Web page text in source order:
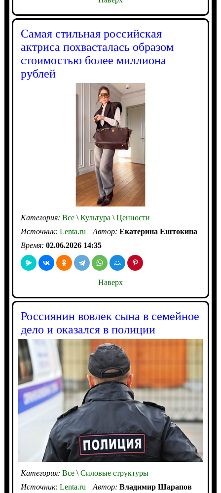
Самая стильная российская
актриса похвасталась образом
стоимостью более миллиона
рублей
Категория: Все\Культура \Ценности
Источник: Lenta.ru Автор: Екатерина Ештокина
Время: 02.06.2026 14:35
Наверх
Россиянин вовлек сына в семейное
дело и оказался в полиции
Категория: Все\Силовые структуры
Источник: Lenta.ru Автор: Владимир Шарапов